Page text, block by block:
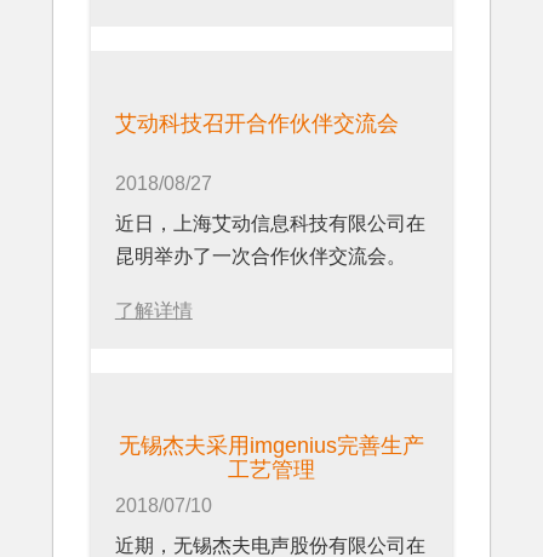
艾动科技召开合作伙伴交流会
2018/08/27
近日，上海艾动信息科技有限公司在
昆明举办了一次合作伙伴交流会。
了解详情
无锡杰夫采用imgenius完善生产
工艺管理
2018/07/10
近期，无锡杰夫电声股份有限公司在